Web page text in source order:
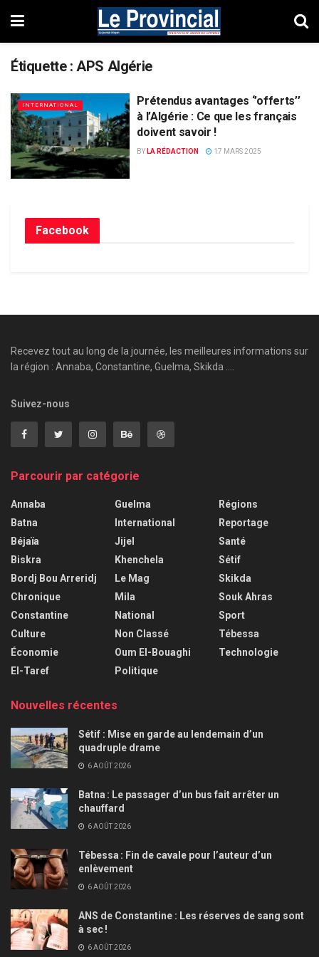
Étiquette :APS Algérie
INTERNATIONAL
Prétendus avantages ‘’offerts’’
à l’Algérie : Ce que les français
doivent savoir !
BY LA RÉDACTION 17 MARS 2025
Facebook
Recevez tout au long de la journée, les meilleures informations sur
la région : Annaba, Constantine, Guelma, Skikda ....
Suivez-nous
Parcourir par catégorie
Annaba
Batna
Béjaïa
Biskra
Bordj Bou Arreridj
Chronique
Constantine
Culture
Économie
El-Taref
Guelma
International
Jijel
Khenchela
Le Mag
Mila
National
Non Classé
Oum El-Bouaghi
Politique
Régions
Reportage
Santé
Sétif
Skikda
Souk Ahras
Sport
Tébessa
Technologie
Nouvelles récentes
Sétif : Mise en garde au lendemain d’un
quadruple drame
6 AOÛT 2026
Batna : Le passager d’un bus fait arrêter un
chauffard
6 AOÛT 2026
Tébessa : Fin de cavale pour l’auteur d’un
enlèvement
6 AOÛT 2026
ANS de Constantine : Les réserves de sang sont
à sec !
6 AOÛT 2026